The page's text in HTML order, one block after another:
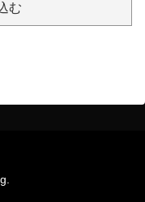
む